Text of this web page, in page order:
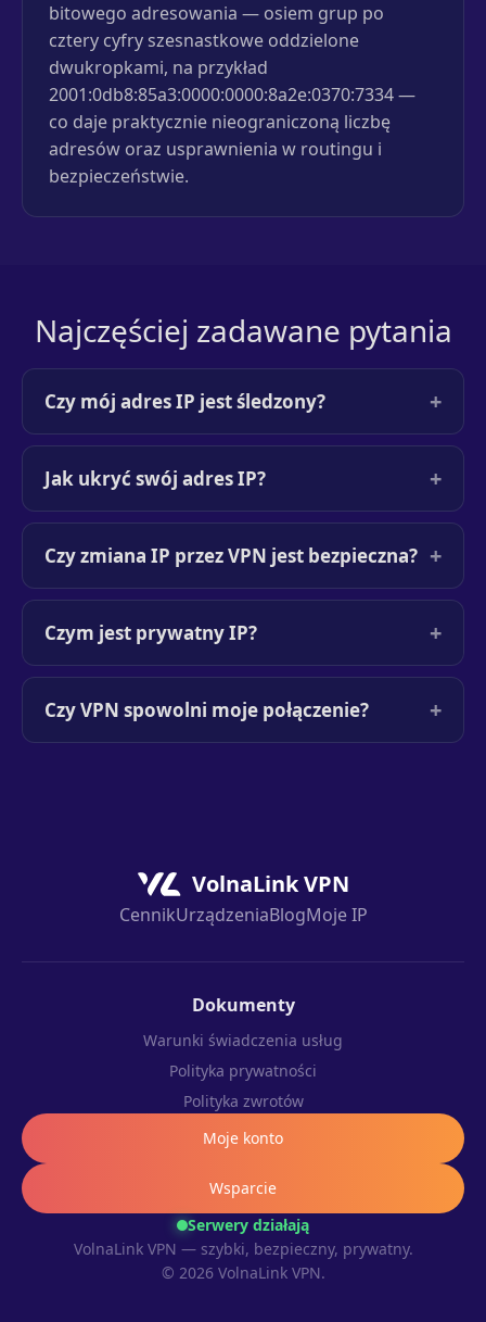
bitowego adresowania — osiem grup po
cztery cyfry szesnastkowe oddzielone
dwukropkami, na przykład
2001:0db8:85a3:0000:0000:8a2e:0370:7334 —
co daje praktycznie nieograniczoną liczbę
adresów oraz usprawnienia w routingu i
bezpieczeństwie.
Najczęściej zadawane pytania
Czy mój adres IP jest śledzony? +
Jak ukryć swój adres IP? +
Czy zmiana IP przez VPN jest bezpieczna? +
Czym jest prywatny IP? +
Czy VPN spowolni moje połączenie? +
VolnaLink VPN
CennikUrządzeniaBlogMoje IP
Serwery działają
VolnaLink VPN — szybki, bezpieczny, prywatny.
© 2026 VolnaLink VPN.
Dokumenty
Warunki świadczenia usług
Polityka prywatności
Polityka zwrotów
Moje konto
Wsparcie